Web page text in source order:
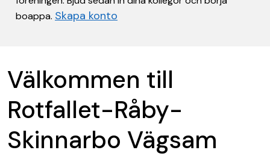
boappa. Skapa konto
Välkommen till
Rotfallet-Råby-
Skinnarbo Vägsam